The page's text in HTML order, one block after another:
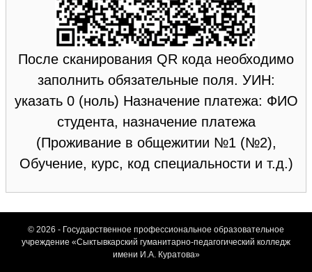
После сканирования QR кода необходимо
заполнить обязательные поля. УИН:
указать 0 (ноль) Назначение платежа: ФИО
студента, назначение платежа
(Проживание в общежитии №1 (№2),
Обучение, курс, код специальности и т.д.)
© 2026 - Государственное профессиональное образовательное
учреждение «Сыктывкарский гуманитарно-педагогический колледж
имени И.А. Куратова»